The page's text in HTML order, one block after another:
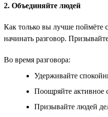
2. Объединяйте людей
Как только вы лучше поймёте
начинать разговор.
Во время разговора:
Удерживайте
Поощряйте активное
Призывайте людей